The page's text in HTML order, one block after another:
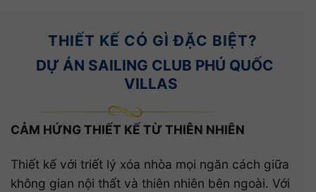
THIẾT KẾ CÓ GÌ ĐẶC BIỆT?
DỰ ÁN SAILING CLUB PHÚ QUỐC
VILLAS
CẢM HỨNG THIẾT KẾ TỪ THIÊN NHIÊN
Thiết kế với triết lý xóa nhòa mọi ngăn cách giữa
không gian nội thất và thiên nhiên bên ngoài. Với